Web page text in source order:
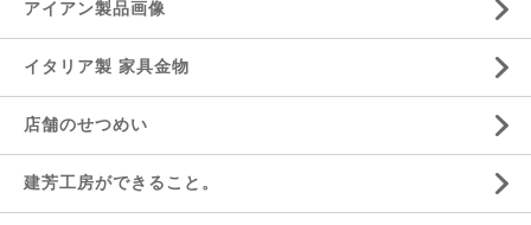
アイアン製品画像
イタリア製 家具金物
店舗のせつめい
建芳工房ができること。